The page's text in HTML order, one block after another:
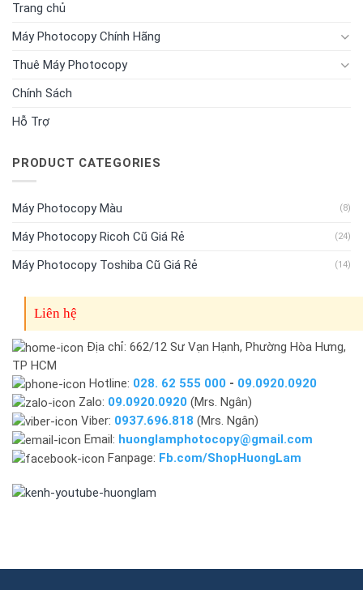
Trang chủ
Máy Photocopy Chính Hãng
Thuê Máy Photocopy
Chính Sách
Hỗ Trợ
PRODUCT CATEGORIES
Máy Photocopy Màu (8)
Máy Photocopy Ricoh Cũ Giá Rẻ (24)
Máy Photocopy Toshiba Cũ Giá Rẻ (14)
Liên hệ
Địa chỉ: 662/12 Sư Vạn Hạnh, Phường Hòa Hưng,
TP HCM
Hotline: 028. 62 555 000 - 09.0920.0920
Zalo: 09.0920.0920 (Mrs. Ngân)
Viber: 0937.696.818 (Mrs. Ngân)
Email: huonglamphotocopy@gmail.com
Fanpage: Fb.com/ShopHuongLam